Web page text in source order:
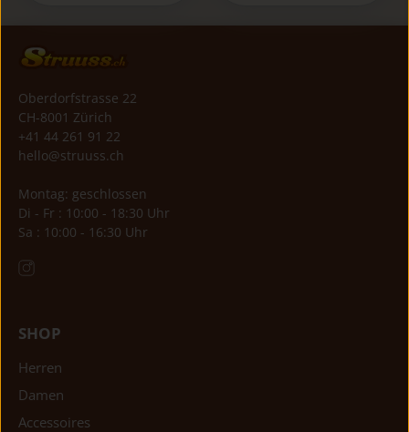
Oberdorfstrasse 22
CH-8001 Zürich
+41 44 261 91 22
hello@struuss.ch
Montag: geschlossen
Di - Fr : 10:00 - 18:30 Uhr
Sa : 10:00 - 16:30 Uhr
SHOP
Herren
Damen
Accessoires